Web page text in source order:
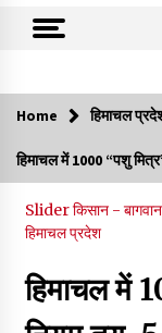
Home हिमाचल
हिमाचल में 1000 “पशु
Sliderकिसान - बागवान
हिमाचल प्रदेश
हिमाचल में